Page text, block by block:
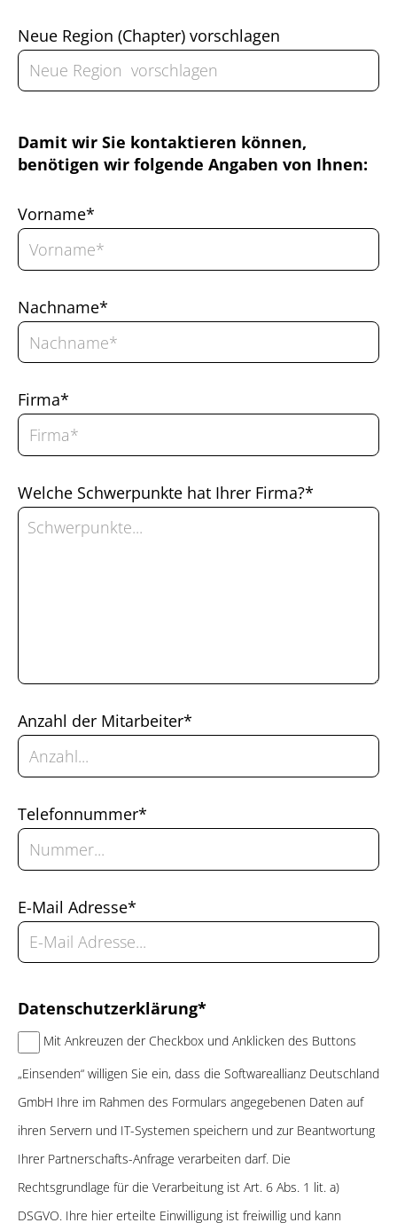
Neue Region (Chapter) vorschlagen
Damit wir Sie kontaktieren können,
benötigen wir folgende Angaben von Ihnen:
Vorname*
Nachname*
Firma*
Welche Schwerpunkte hat Ihrer Firma?*
Anzahl der Mitarbeiter*
Telefonnummer*
E-Mail Adresse*
Datenschutzerklärung*
Mit Ankreuzen der Checkbox und Anklicken des Buttons
„Einsenden“ willigen Sie ein, dass die Softwareallianz Deutschland
GmbH Ihre im Rahmen des Formulars angegebenen Daten auf
ihren Servern und IT-Systemen speichern und zur Beantwortung
Ihrer Partnerschafts-Anfrage verarbeiten darf. Die
Rechtsgrundlage für die Verarbeitung ist Art. 6 Abs. 1 lit. a)
DSGVO. Ihre hier erteilte Einwilligung ist freiwillig und kann